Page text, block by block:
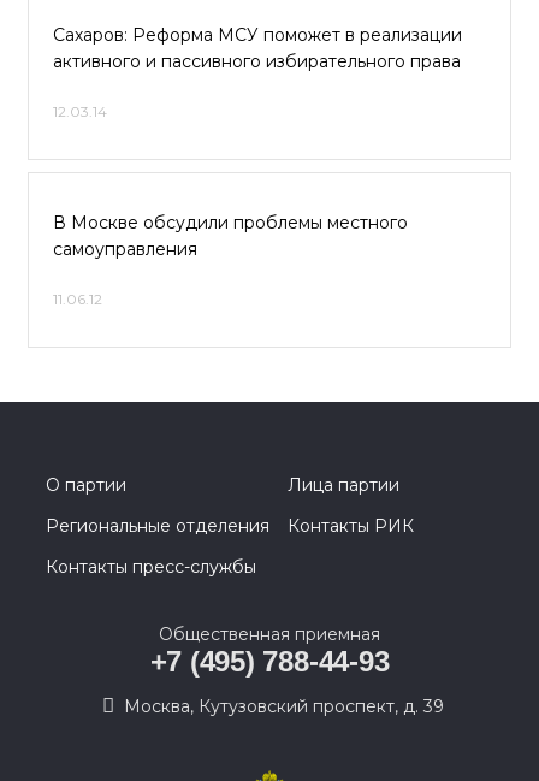
Сахаров: Реформа МСУ поможет в реализации
активного и пассивного избирательного права
12.03.14
В Москве обсудили проблемы местного
самоуправления
11.06.12
О партии
Лица партии
Региональные отделения
Контакты РИК
Контакты пресс-службы
Общественная приемная
+7 (495) 788-44-93
Москва, Кутузовский проспект, д. 39